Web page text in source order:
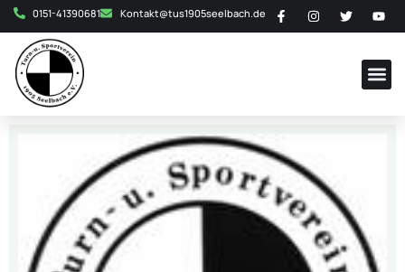
0151-41390681 Kontakt@tus1905seelbach.de